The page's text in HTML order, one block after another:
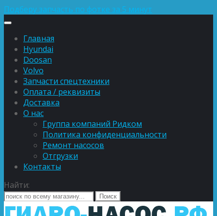
Подберу запчасть по фотке за 5 минут
Главная
Hyundai
Doosan
Volvo
Запчасти спецтехники
Оплата / реквизиты
Доставка
О нас
Группа компаний Ридком
Политика конфиденциальности
Ремонт насосов
Отгрузки
Контакты
Найти: